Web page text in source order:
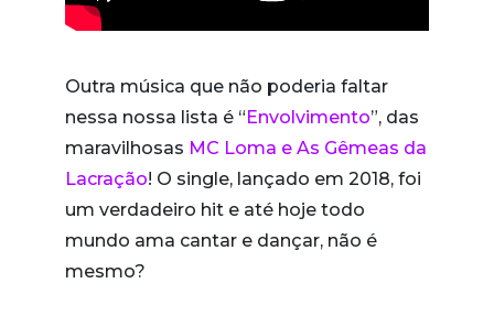
Outra música que não poderia faltar
nessa nossa lista é “Envolvimento”, das
maravilhosas MC Loma e As Gêmeas da
Lacração! O single, lançado em 2018, foi
um verdadeiro hit e até hoje todo
mundo ama cantar e dançar, não é
mesmo?